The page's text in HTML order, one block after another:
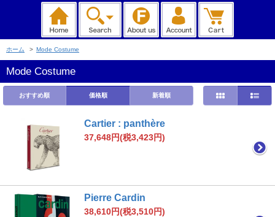
ホーム > Mode Costume
Mode Costume
おすすめ順 価格順 新着順
Cartier : panthère
37,648円(税3,423円)
Pierre Cardin
38,610円(税3,510円)